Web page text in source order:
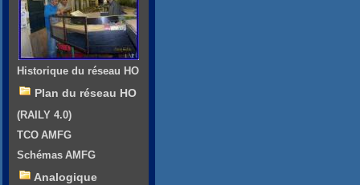
Historique du réseau HO
Plan du réseau HO
(RAILY 4.0)
TCO AMFG
Schémas AMFG
Analogique